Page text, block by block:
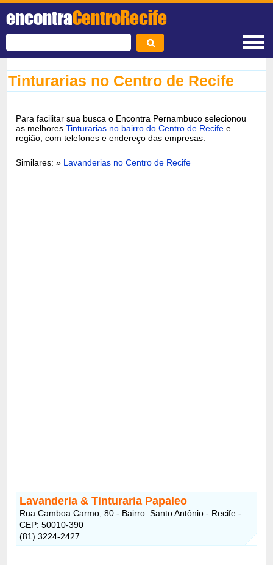
encontraCentroRecife
Tinturarias no Centro de Recife
Para facilitar sua busca o Encontra Pernambuco selecionou
as melhoresTinturarias no bairro do Centro de Recife e
região, com telefones e endereço das empresas.
Similares: » Lavanderias no Centro de Recife
Lavanderia & Tinturaria Papaleo
Rua Camboa Carmo, 80 - Bairro: Santo Antônio - Recife -
CEP: 50010-390
(81) 3224-2427